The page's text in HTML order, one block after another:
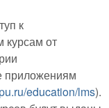
к
курсам от
приложениям
education/lms).